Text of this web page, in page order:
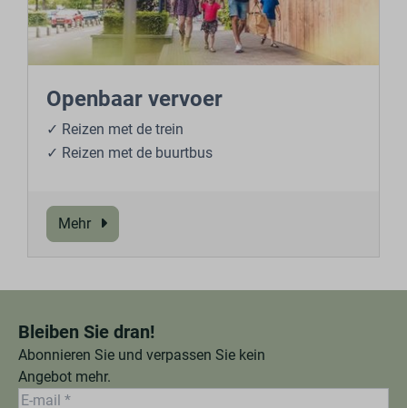
Openbaar vervoer
✓ Reizen met de trein
✓ Reizen met de buurtbus
Mehr
Bleiben Sie dran!
Abonnieren Sie und verpassen Sie kein
Angebot mehr.